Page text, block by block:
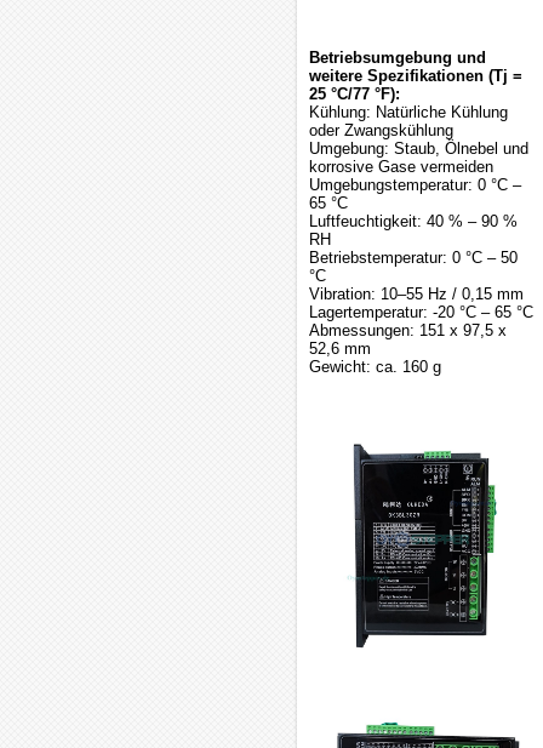
Betriebsumgebung und
weitere Spezifikationen (Tj =
25 °C/77 °F):
Kühlung: Natürliche Kühlung
oder Zwangskühlung
Umgebung: Staub, Ölnebel und
korrosive Gase vermeiden
Umgebungstemperatur: 0 °C –
65 °C
Luftfeuchtigkeit: 40 % – 90 %
RH
Betriebstemperatur: 0 °C – 50
°C
Vibration: 10–55 Hz / 0,15 mm
Lagertemperatur: -20 °C – 65 °C
Abmessungen: 151 x 97,5 x
52,6 mm
Gewicht: ca. 160 g